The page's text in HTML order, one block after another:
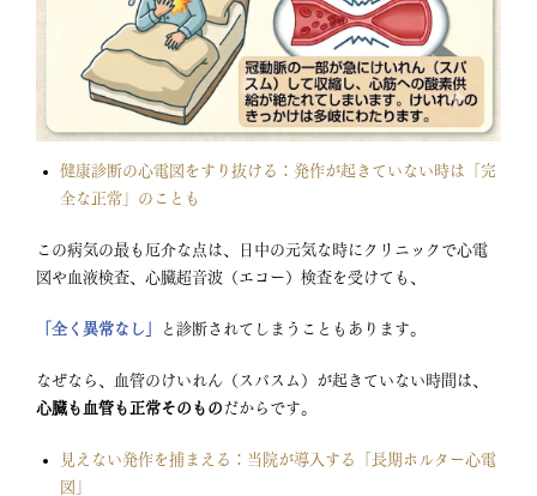
健康診断の心電図をすり抜ける：発作が起きていない時は「完
全な正常」のことも
この病気の最も厄介な点は、日中の元気な時にクリニックで心電
図や血液検査、心臓超音波（エコー）検査を受けても、
「全く異常なし」 と診断されてしまうこともあります。
なぜなら、血管のけいれん（スパスム）が起きていない時間は、
心臓も血管も正常そのもの だからです。
見えない発作を捕まえる：当院が導入する「長期ホルター心電
図」